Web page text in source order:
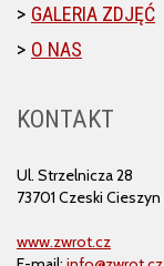
GALERIA ZDJĘĆ
O NAS
KONTAKT
Ul. Strzelnicza 28
73701 Czeski Cieszyn
www.zwrot.cz